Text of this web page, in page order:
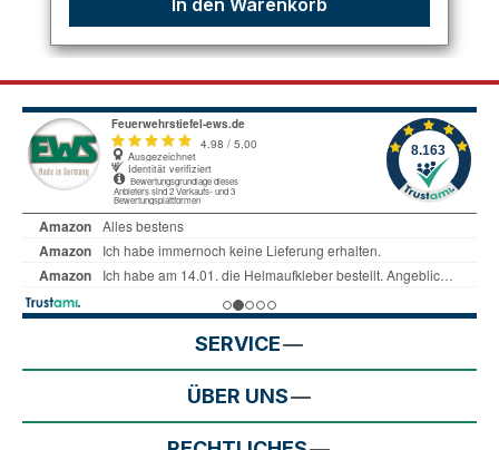
In den Warenkorb
SERVICE
ÜBER UNS